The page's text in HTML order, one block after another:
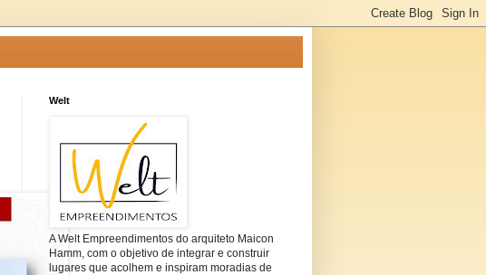
Welt
A Welt Empreendimentos do arquiteto Maicon
Hamm, com o objetivo de integrar e construir
lugares que acolhem e inspiram moradias de